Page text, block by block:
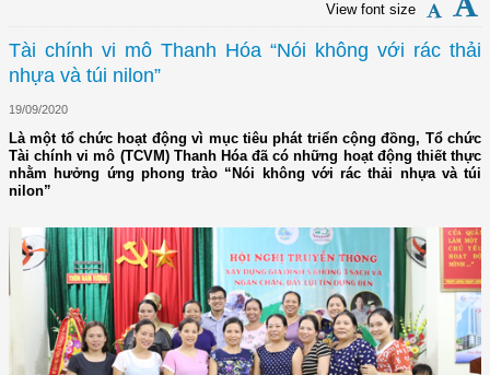
View font size
Tài chính vi mô Thanh Hóa “Nói không với rác thải
nhựa và túi nilon”
19/09/2020
Là một tổ chức hoạt động vì mục tiêu phát triển cộng đồng, Tổ chức
Tài chính vi mô (TCVM) Thanh Hóa đã có những hoạt động thiết thực
nhằm hưởng ứng phong trào “Nói không với rác thải nhựa và túi
nilon”